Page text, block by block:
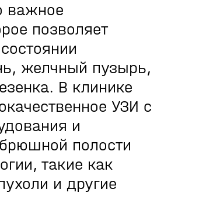
важное
позволяет
желчный пузырь,
В клинике
УЗИ с
и
полости
такие как
и другие